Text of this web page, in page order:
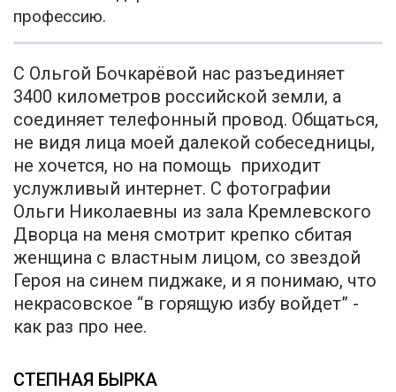
профессию.
С Ольгой Бочкарёвой нас разъединяет
3400 километров российской земли, а
соединяет телефонный провод. Общаться,
не видя лица моей далекой собеседницы,
не хочется, но на помощь приходит
услужливый интернет. С фотографии
Ольги Николаевны из зала Кремлевского
Дворца на меня смотрит крепко сбитая
женщина с властным лицом, со звездой
Героя на синем пиджаке, и я понимаю, что
некрасовское “в горящую избу войдет” -
как раз про нее.
СТЕПНАЯ БЫРКА